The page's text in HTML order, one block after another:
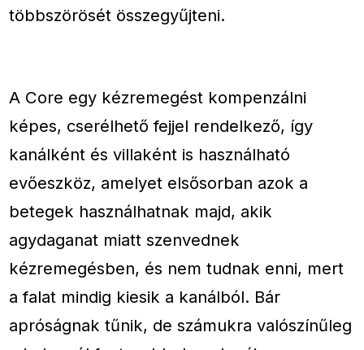
többszörösét összegyűjteni.
A Core egy kézremegést kompenzálni
képes, cserélhető fejjel rendelkező, így
kanálként és villaként is használható
evőeszköz, amelyet elsősorban azok a
betegek használhatnak majd, akik
agydaganat miatt szenvednek
kézremegésben, és nem tudnak enni, mert
a falat mindig kiesik a kanálból. Bár
apróságnak tűnik, de számukra valószínűleg